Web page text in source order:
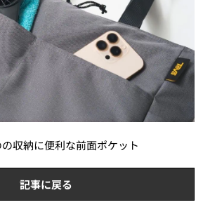
収納に便利な前面ポケット
記事に戻る